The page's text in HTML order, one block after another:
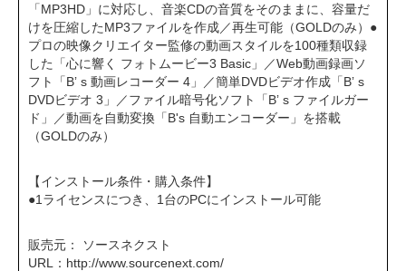
「MP3HD」に対応し、音楽CDの音質をそのままに、容量だ
けを圧縮したMP3ファイルを作成／再生可能（GOLDのみ）●
プロの映像クリエイター監修の動画スタイルを100種類収録
した「心に響く フォトムービー3 Basic」／Web動画録画ソ
フト「Bʼ s 動画レコーダー 4」／簡単DVDビデオ作成「Bʼ s
DVDビデオ 3」／ファイル暗号化ソフト「Bʼ s ファイルガー
ド」／動画を自動変換「B's 自動エンコーダー」を搭載
（GOLDのみ）
【インストール条件・購入条件】
●1ライセンスにつき、1台のPCにインストール可能
販売元： ソースネクスト
URL： http://www.sourcenext.com/